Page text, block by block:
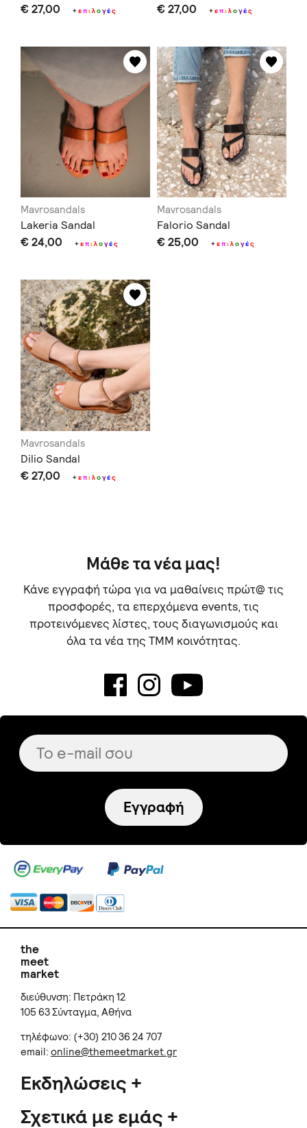
€ 27,00 +επι λογές € 27,00 +επι λογές
Mavrosandals
Lakeria Sandal
€ 24,00 +επιλογές
Mavrosandals
Falorio Sandal
€ 25,00 +επιλογές
Mavrosandals
Dilio Sandal
€ 27,00 +επιλογές
Μάθε τα νέα μας!
Κάνε εγγραφή τώρα για να μαθαίνεις πρώτ@ τις
προσφορές, τα επερχόμενα events, τις
προτεινόμενες λίστες, τους διαγωνισμούς και
όλα τα νέα της TMM κοινότητας.
Εγγραφή
the
meet
market
διεύθυνση: Πετράκη 12
105 63 Σύνταγμα, Αθήνα
τηλέφωνο: (+30) 210 36 24 707
email: online@themeetmarket.gr
Εκδηλώσεις
Σχετικά με εμάς